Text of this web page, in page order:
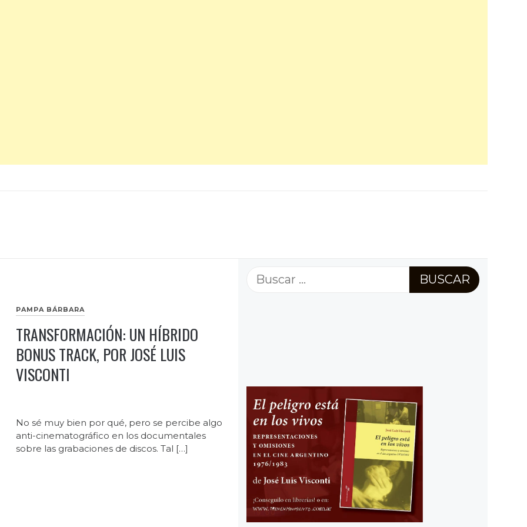
PAMPA BÁRBARA
TRANSFORMACIÓN: UN HÍBRIDO
BONUS TRACK, POR JOSÉ LUIS
VISCONTI
No sé muy bien por qué, pero se percibe algo
anti-cinematográfico en los documentales
sobre las grabaciones de discos. Tal […]
Buscar: